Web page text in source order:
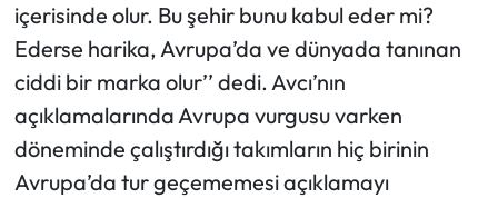
içerisinde olur. Bu şehir bunu kabul eder mi?
Ederse harika, Avrupa’da ve dünyada tanınan
ciddi bir marka olur’’ dedi. Avcı’nın
açıklamalarında Avrupa vurgusu varken
döneminde çalıştırdığı takımların hiç birinin
Avrupa’da tur geçememesi açıklamayı